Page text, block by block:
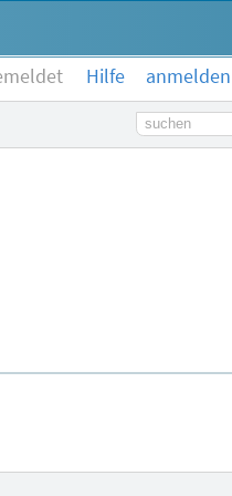
Hilfe anmelden
Suchbegriff